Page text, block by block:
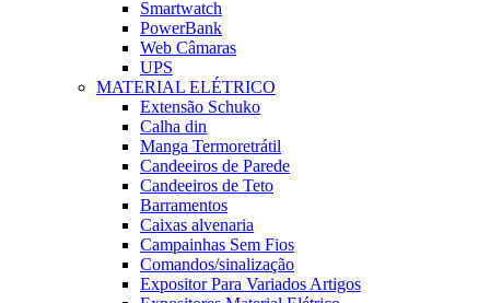
Smartwatch
PowerBank
Web Câmaras
UPS
MATERIAL ELÉTRICO
Extensão Schuko
Calha din
Manga Termoretrátil
Candeeiros de Parede
Candeeiros de Teto
Barramentos
Caixas alvenaria
Campainhas Sem Fios
Comandos/sinalização
Expositor Para Variados Artigos